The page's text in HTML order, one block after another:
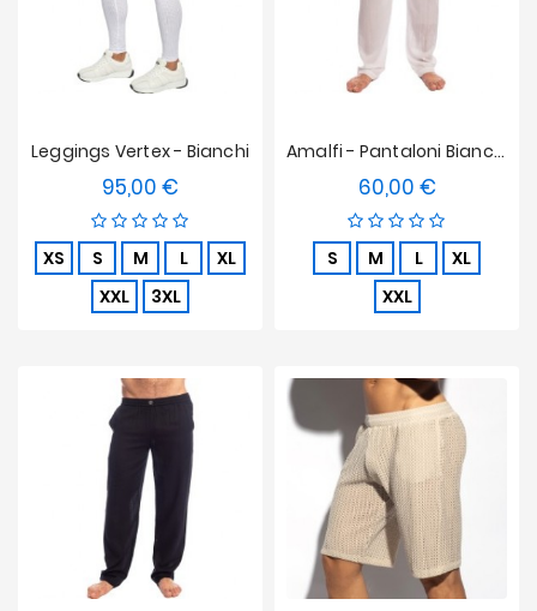
Leggings Vertex - Bianchi
95,00 €
XS S M L
XL
XXL
3XL
Amalfi - Pantaloni Bianchi
60,00 €Prezzo
S M L
XL
XXL